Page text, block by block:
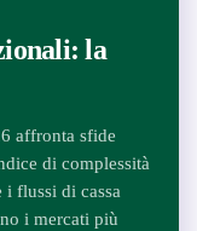
la
affronta sfide
di complessità
i flussi di cassa
i mercati più